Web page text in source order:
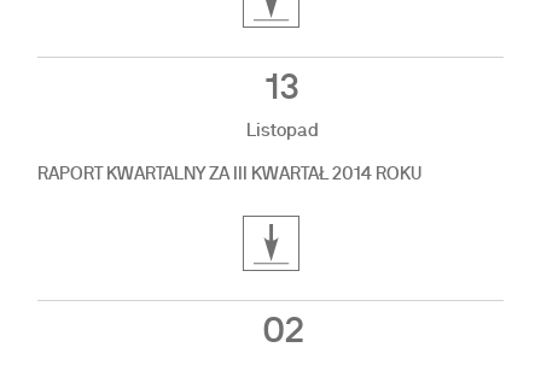
13
Listopad
RAPORT KWARTALNY ZA III KWARTAŁ 2014 ROKU
02